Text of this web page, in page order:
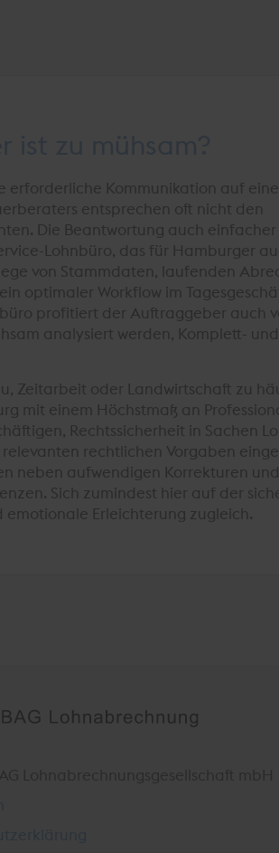
erforderliche Kommunikation auf
entsprechen oft nicht den
Die Beantwortung auch einfacher
Lohnbüro, das für Hamburger
von Stammdaten, laufenden
optimaler Workflow im
profitiert der Auftraggeber auch
analysiert werden, Komplett-
Zeitarbeit oder Landwirtschaft zu
mit einem Höchstmaß an
Rechtssicherheit in Sachen
rechtlichen Vorgaben
neben aufwendigen Korrekturen
Sich zumindest hier auf der
Erleichterung zugleich.